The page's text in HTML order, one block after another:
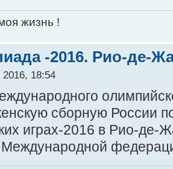
жизнь !
-2016. Рио-де-
2016, 18:54
сборную России
играх-2016 в Рио-де-